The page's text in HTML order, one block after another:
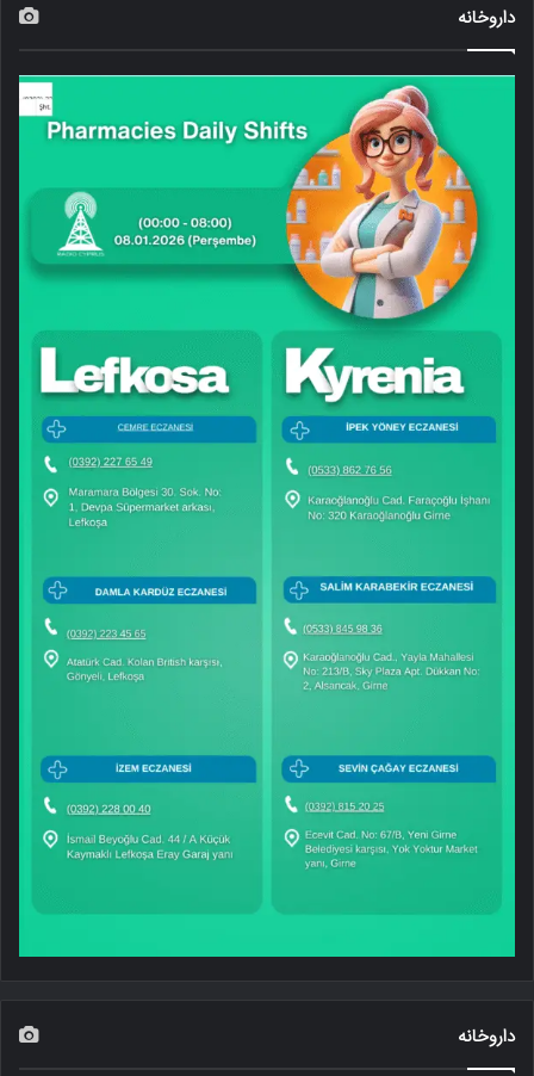
داروخانه
داروخانه